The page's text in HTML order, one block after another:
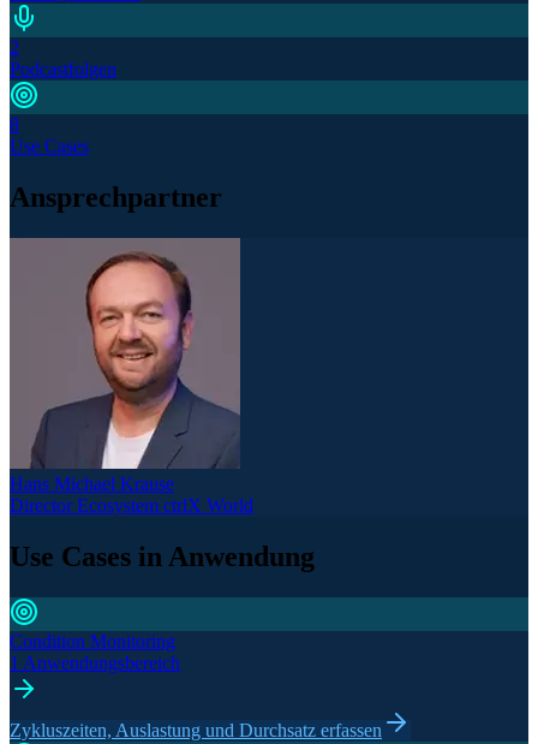
2
Podcastfolgen
8
Use Cases
Ansprechpartner
Hans Michael Krause
Director Ecosystem ctrlX World
Use Cases in Anwendung
Condition Monitoring
1 Anwendungsbereich
Zykluszeiten, Auslastung und Durchsatz erfassen